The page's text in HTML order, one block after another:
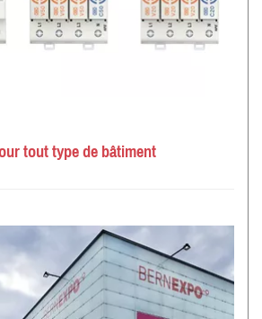
tout type de bâtiment